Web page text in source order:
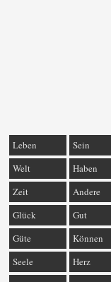
Leben Sein
Welt
Haben
Zeit
Andere
Glück
Gut
Güte
Können
Seele
Herz